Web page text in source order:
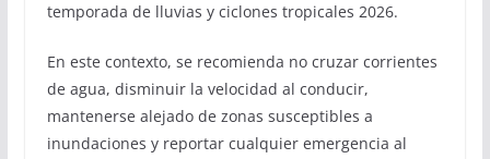
temporada de lluvias y ciclones tropicales 2026.
En este contexto, se recomienda no cruzar corrientes
de agua, disminuir la velocidad al conducir,
mantenerse alejado de zonas susceptibles a
inundaciones y reportar cualquier emergencia al